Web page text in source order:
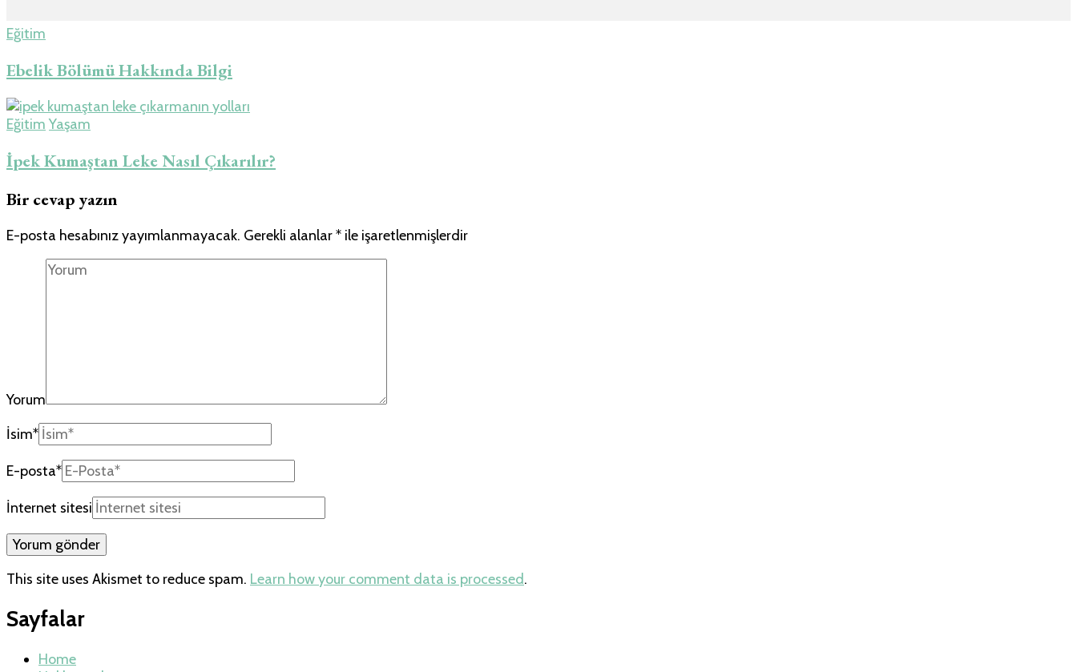
Eğitim
Ebelik Bölümü Hakkında Bilgi
Eğitim Yaşam
İpek Kumaştan Leke Nasıl Çıkarılır?
Bir cevap yazın
E-posta hesabınız yayımlanmayacak. Gerekli alanlar* ile işaretlenmişlerdir
Yorum
İsim*
E-posta*
İnternet sitesi
This site uses Akismet to reduce spam. Learn how your comment data is processed.
Sayfalar
Home